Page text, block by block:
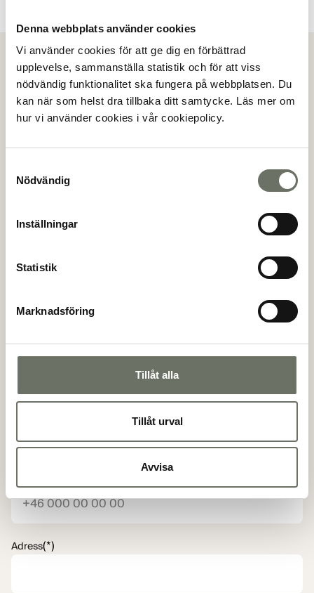
Denna webbplats använder cookies
Vi använder cookies för att ge dig en förbättrad
upplevelse, sammanställa statistik och för att viss
nödvändig funktionalitet ska fungera på webbplatsen. Du
kan när som helst dra tillbaka ditt samtycke. Läs mer om
hur vi använder cookies i vår cookiepolicy.
Nödvändig
Inställningar
Statistik
Marknadsföring
Tillåt alla
Tillåt urval
Avvisa
Visa alla bilder
Köpanmälan
Genom att göra en köpanmälan så anmäler du ditt
Efternamn
E-postadress(*)
Adress(*)